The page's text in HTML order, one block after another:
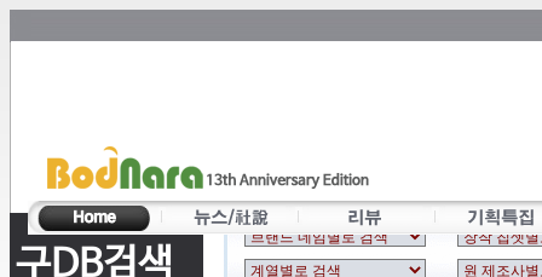
구DB검색